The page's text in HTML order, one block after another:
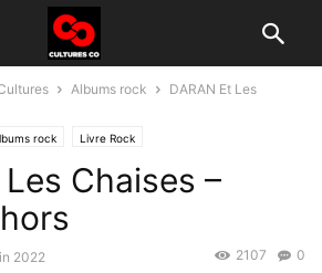
Albums rock
DARAN Et Les
rock Livre Rock
Les Chaises –
2022 0
2107